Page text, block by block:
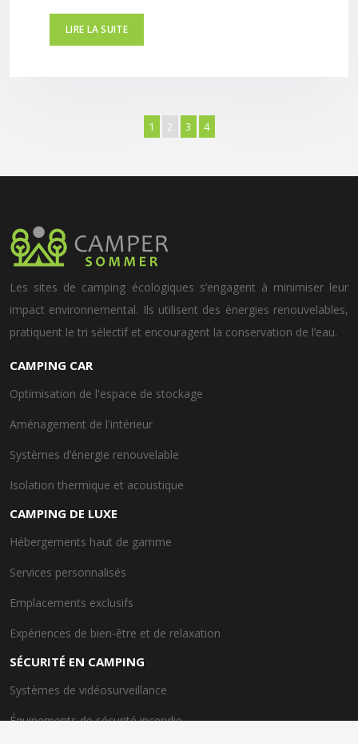
LIRE LA SUITE
1 2 3 4
Les sites de camping écologiques s’engagent à minimiser leur
impact environnemental. Ils utilisent des énergies renouvelables,
pratiquent le tri sélectif et encouragent la conservation de l’eau.
CAMPING CAR
Optimisation de l'espace de stockage
Aménagement de l'intérieur
Systèmes d’énergie renouvelable
Isolation thermique et acoustique
CAMPING DE LUXE
Hébergements haut de gamme
Services personnalisés
Emplacements exclusifs
Expériences de bien-être et de relaxation
SÉCURITÉ EN CAMPING
Systèmes de vidéosurveillance
Équipements de sécurité incendie